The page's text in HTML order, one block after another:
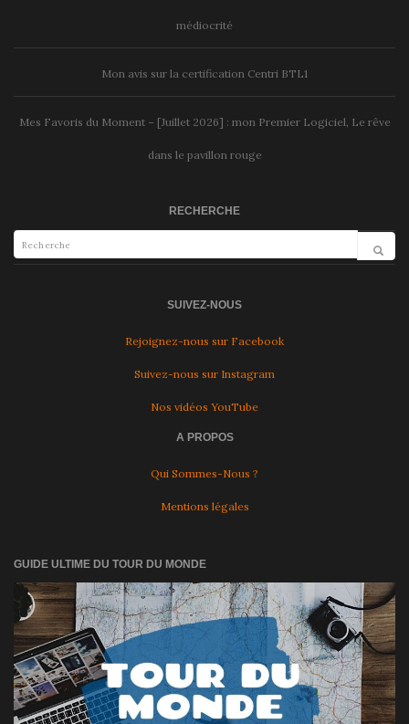
médiocrité
Mon avis sur la certification Centri BTL1
Mes Favoris du Moment – [Juillet 2026] : mon Premier Logiciel, Le rêve
dans le pavillon rouge
RECHERCHE
SUIVEZ-NOUS
Rejoignez-nous sur Facebook
Suivez-nous sur Instagram
Nos vidéos YouTube
A PROPOS
Qui Sommes-Nous ?
Mentions légales
GUIDE ULTIME DU TOUR DU MONDE